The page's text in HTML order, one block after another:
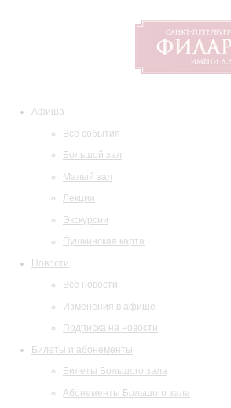
Афиша
Все события
Большой зал
Малый зал
Лекции
Экскурсии
Пушкинская карта
Новости
Все новости
Изменения в афише
Подписка на новости
Билеты и абонементы
Билеты Большого зала
Абонементы Большого зала